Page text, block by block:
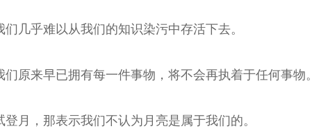
几乎难以从我们的知识染污中存活下去。
原来早已拥有每一件事物，将不会再执着于任何事物。
月，那表示我们不认为月亮是属于我们的。